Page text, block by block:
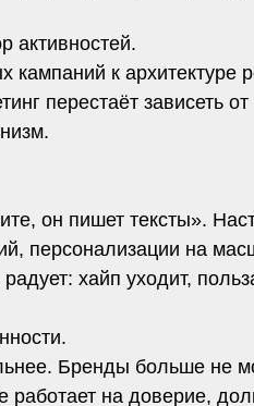
активностей.
к архитектуре
перестаёт зависеть
он пишет тексты».
персонализации на
хайп уходит,
Бренды больше не
на доверие,